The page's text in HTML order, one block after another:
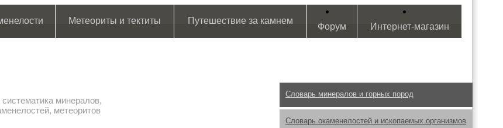
Метеориты и тектиты Путешествие за камнем
Форум Интернет-магазин
минералов,
метеоритов
Словарь минералов и горных пород
Словарь окаменелостей и ископаемых организмов